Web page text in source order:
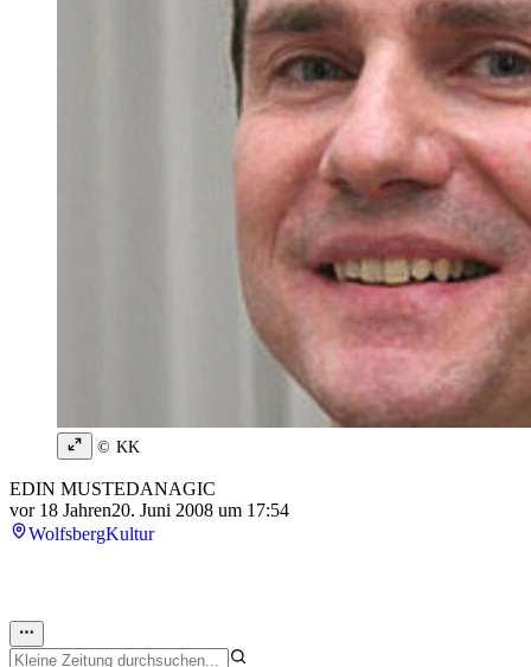
© KK
EDIN MUSTEDANAGIC
vor 18 Jahren20. Juni 2008 um 17:54
WolfsbergKultur